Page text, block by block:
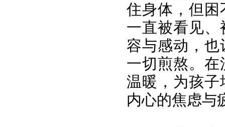
住身体，但
一直被看见
容与感动，
一切煎熬。
温暖，为孩
内心的焦虑与